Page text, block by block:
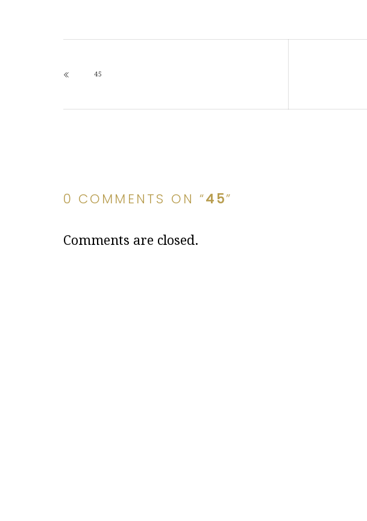
45
0 COMMENTS ON “45”
Comments are closed.